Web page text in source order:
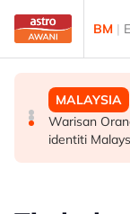
Skip to main content
BM |
MALAYSIA
Kerajaan
menjelang
MALAYSIA
Calon terpilih
semakan
MALAYSIA
Warisan
identiti